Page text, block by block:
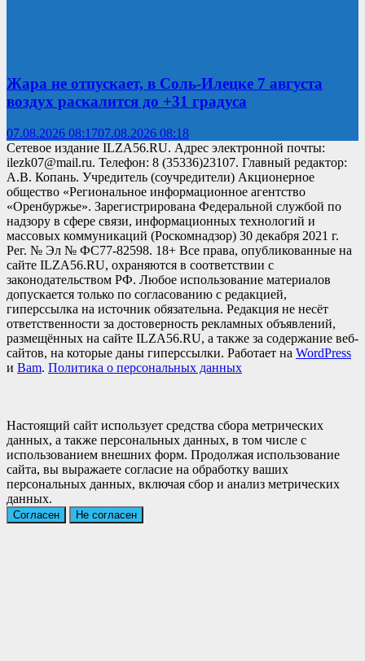
Жара не отпускает, в Соль-Илецке 7 августа
воздух раскалится до +31 градуса
07.08.2026 08:1707.08.2026 08:18
Сетевое издание ILZA56.RU. Адрес электронной почты:
ilezk07@mail.ru. Телефон: 8 (35336)23107. Главный редактор:
А.В. Копань. Учредитель (соучредители) Акционерное
общество «Региональное информационное агентство
«Оренбуржье». Зарегистрирована Федеральной службой по
надзору в сфере связи, информационных технологий и
массовых коммуникаций (Роскомнадзор) 30 декабря 2021 г.
Рег. № Эл № ФС77-82598. 18+ Все права, опубликованные на
сайте ILZA56.RU, охраняются в соответствии с
законодательством РФ. Любое использование материалов
допускается только по согласованию с редакцией,
гиперссылка на источник обязательна. Редакция не несёт
ответственности за достоверность рекламных объявлений,
размещённых на сайте ILZA56.RU, а также за содержание веб-
сайтов, на которые даны гиперссылки. Работает на WordPress
и Bam. Политика о персональных данных
Настоящий сайт использует средства сбора метрических
данных, а также персональных данных, в том числе с
использованием внешних форм. Продолжая использование
сайта, вы выражаете согласие на обработку ваших
персональных данных, включая сбор и анализ метрических
данных.
Согласен Не согласен